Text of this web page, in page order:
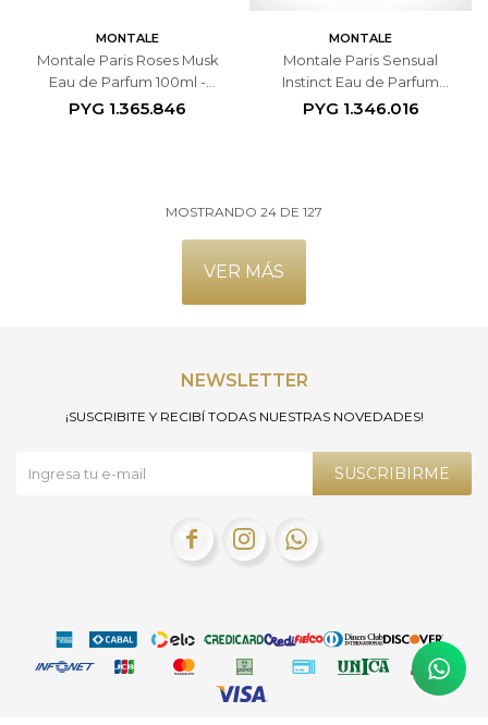
MONTALE
Montale Paris Roses Musk
Eau de Parfum 100ml -
Femenino
PYG 1.365.846
MONTALE
Montale Paris Sensual
Instinct Eau de Parfum
100ml - Unisex
PYG 1.346.016
MOSTRANDO 24 DE 127
VER MÁS
NEWSLETTER
¡SUSCRIBITE Y RECIBÍ TODAS NUESTRAS NOVEDADES!
SUSCRIBIRME
  